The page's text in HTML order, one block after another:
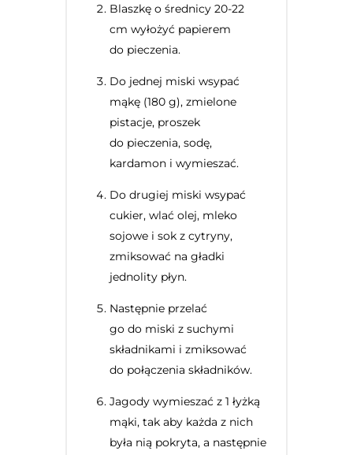
Blaszkę o średnicy 20-22
cm wyłożyć papierem
do pieczenia.
Do jednej miski wsypać
mąkę (180 g), zmielone
pistacje, proszek
do pieczenia, sodę,
kardamon i wymieszać.
Do drugiej miski wsypać
cukier, wlać olej, mleko
sojowe i sok z cytryny,
zmiksować na gładki
jednolity płyn.
Następnie przelać
go do miski z suchymi
składnikami i zmiksować
do połączenia składników.
Jagody wymieszać z 1 łyżką
mąki, tak aby każda z nich
była nią pokryta, a następnie